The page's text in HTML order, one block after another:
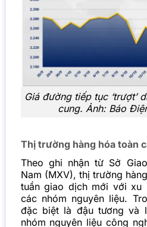
Giá đường tiếp tục ‘trượt’
cung. Ảnh: Báo
Thị trường hàng hóa toàn
Theo ghi nhận từ Sở
Nam (MXV), thị trường
tuần giao dịch mới với xu
các nhóm nguyên liệu.
đặc biệt là đậu tương và
nhóm nguyên liệu công